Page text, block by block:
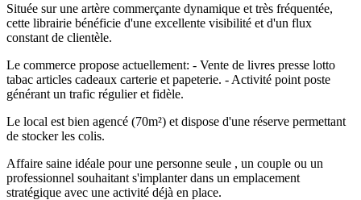
Située sur une artère commerçante dynamique et très fréquentée,
cette librairie bénéficie d'une excellente visibilité et d'un flux
constant de clientèle.
Le commerce propose actuellement: - Vente de livres presse lotto
tabac articles cadeaux carterie et papeterie. - Activité point poste
générant un trafic régulier et fidèle.
Le local est bien agencé (70m²) et dispose d'une réserve permettant
de stocker les colis.
Affaire saine idéale pour une personne seule , un couple ou un
professionnel souhaitant s'implanter dans un emplacement
stratégique avec une activité déjà en place. ‍